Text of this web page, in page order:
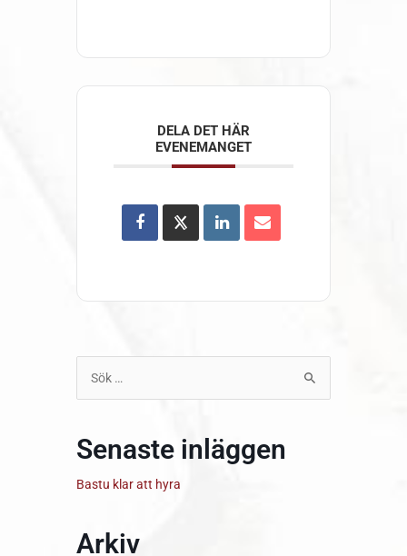
DELA DET HÄR
EVENEMANGET
Sök
efter:
Senaste inläggen
Bastu klar att hyra
Arkiv